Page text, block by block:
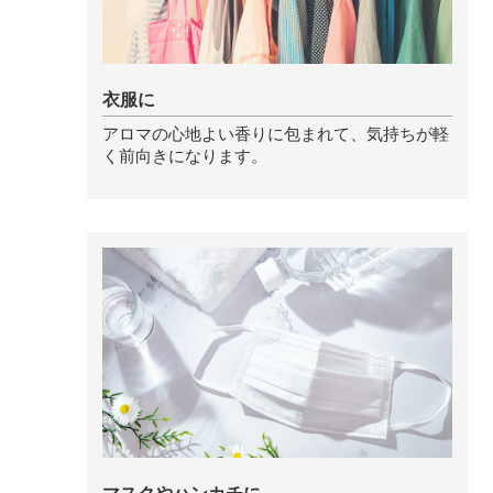
ストレケアアロマ
リラックスタイム
オレンジ
レモン
グレープフルーツ
衣服に
アロマの心地よい香りに包まれて、気持ちが軽
く前向きになります。